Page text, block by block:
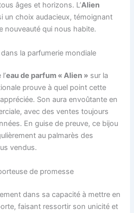
âges et horizons. L’Alien
un choix audacieux, témoignant
nouveauté qui nous habite.
la parfumerie mondiale
eau de parfum « Alien » sur la
prouve à quel point cette
Son aura envoûtante en
avec des ventes toujours
En guise de preuve, ce bijou
au palmarès des
vendus.
de promesse
dans sa capacité à mettre en
faisant ressortir son unicité et